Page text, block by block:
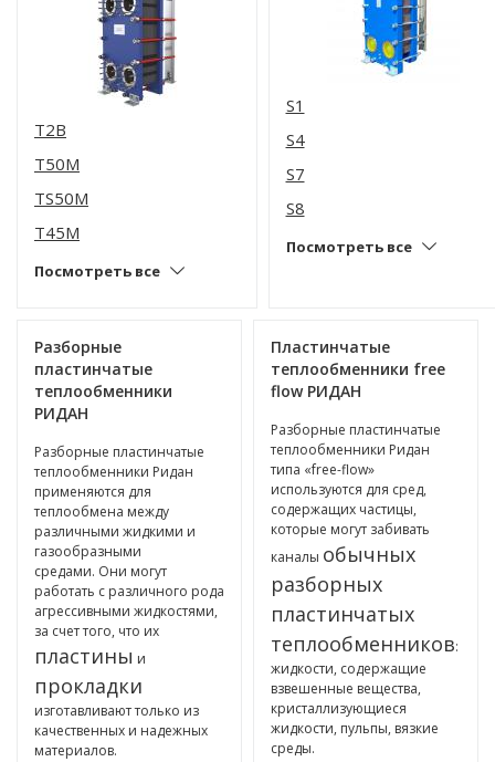
T2B
T50M
TS50M
T45M
Посмотреть все
S1
S4
S7
S8
Посмотреть все
Разборные
пластинчатые
теплообменники
РИДАН
Разборные пластинчатые
теплообменники Ридан
применяются для
теплообмена между
различными жидкими и
газообразными
средами. Они могут
работать с различного рода
агрессивными жидкостями,
за счет того, что их
пластины и
прокладки
изготавливают только из
качественных и надежных
материалов.
Пластинчатые
теплообменники free
flow РИДАН
Разборные пластинчатые
теплообменники Ридан
типа «free-flow»
используются для сред,
содержащих частицы,
которые могут забивать
каналы обычных
разборных
пластинчатых
теплообменников:
жидкости, содержащие
взвешенные вещества,
кристаллизующиеся
жидкости, пульпы, вязкие
среды.